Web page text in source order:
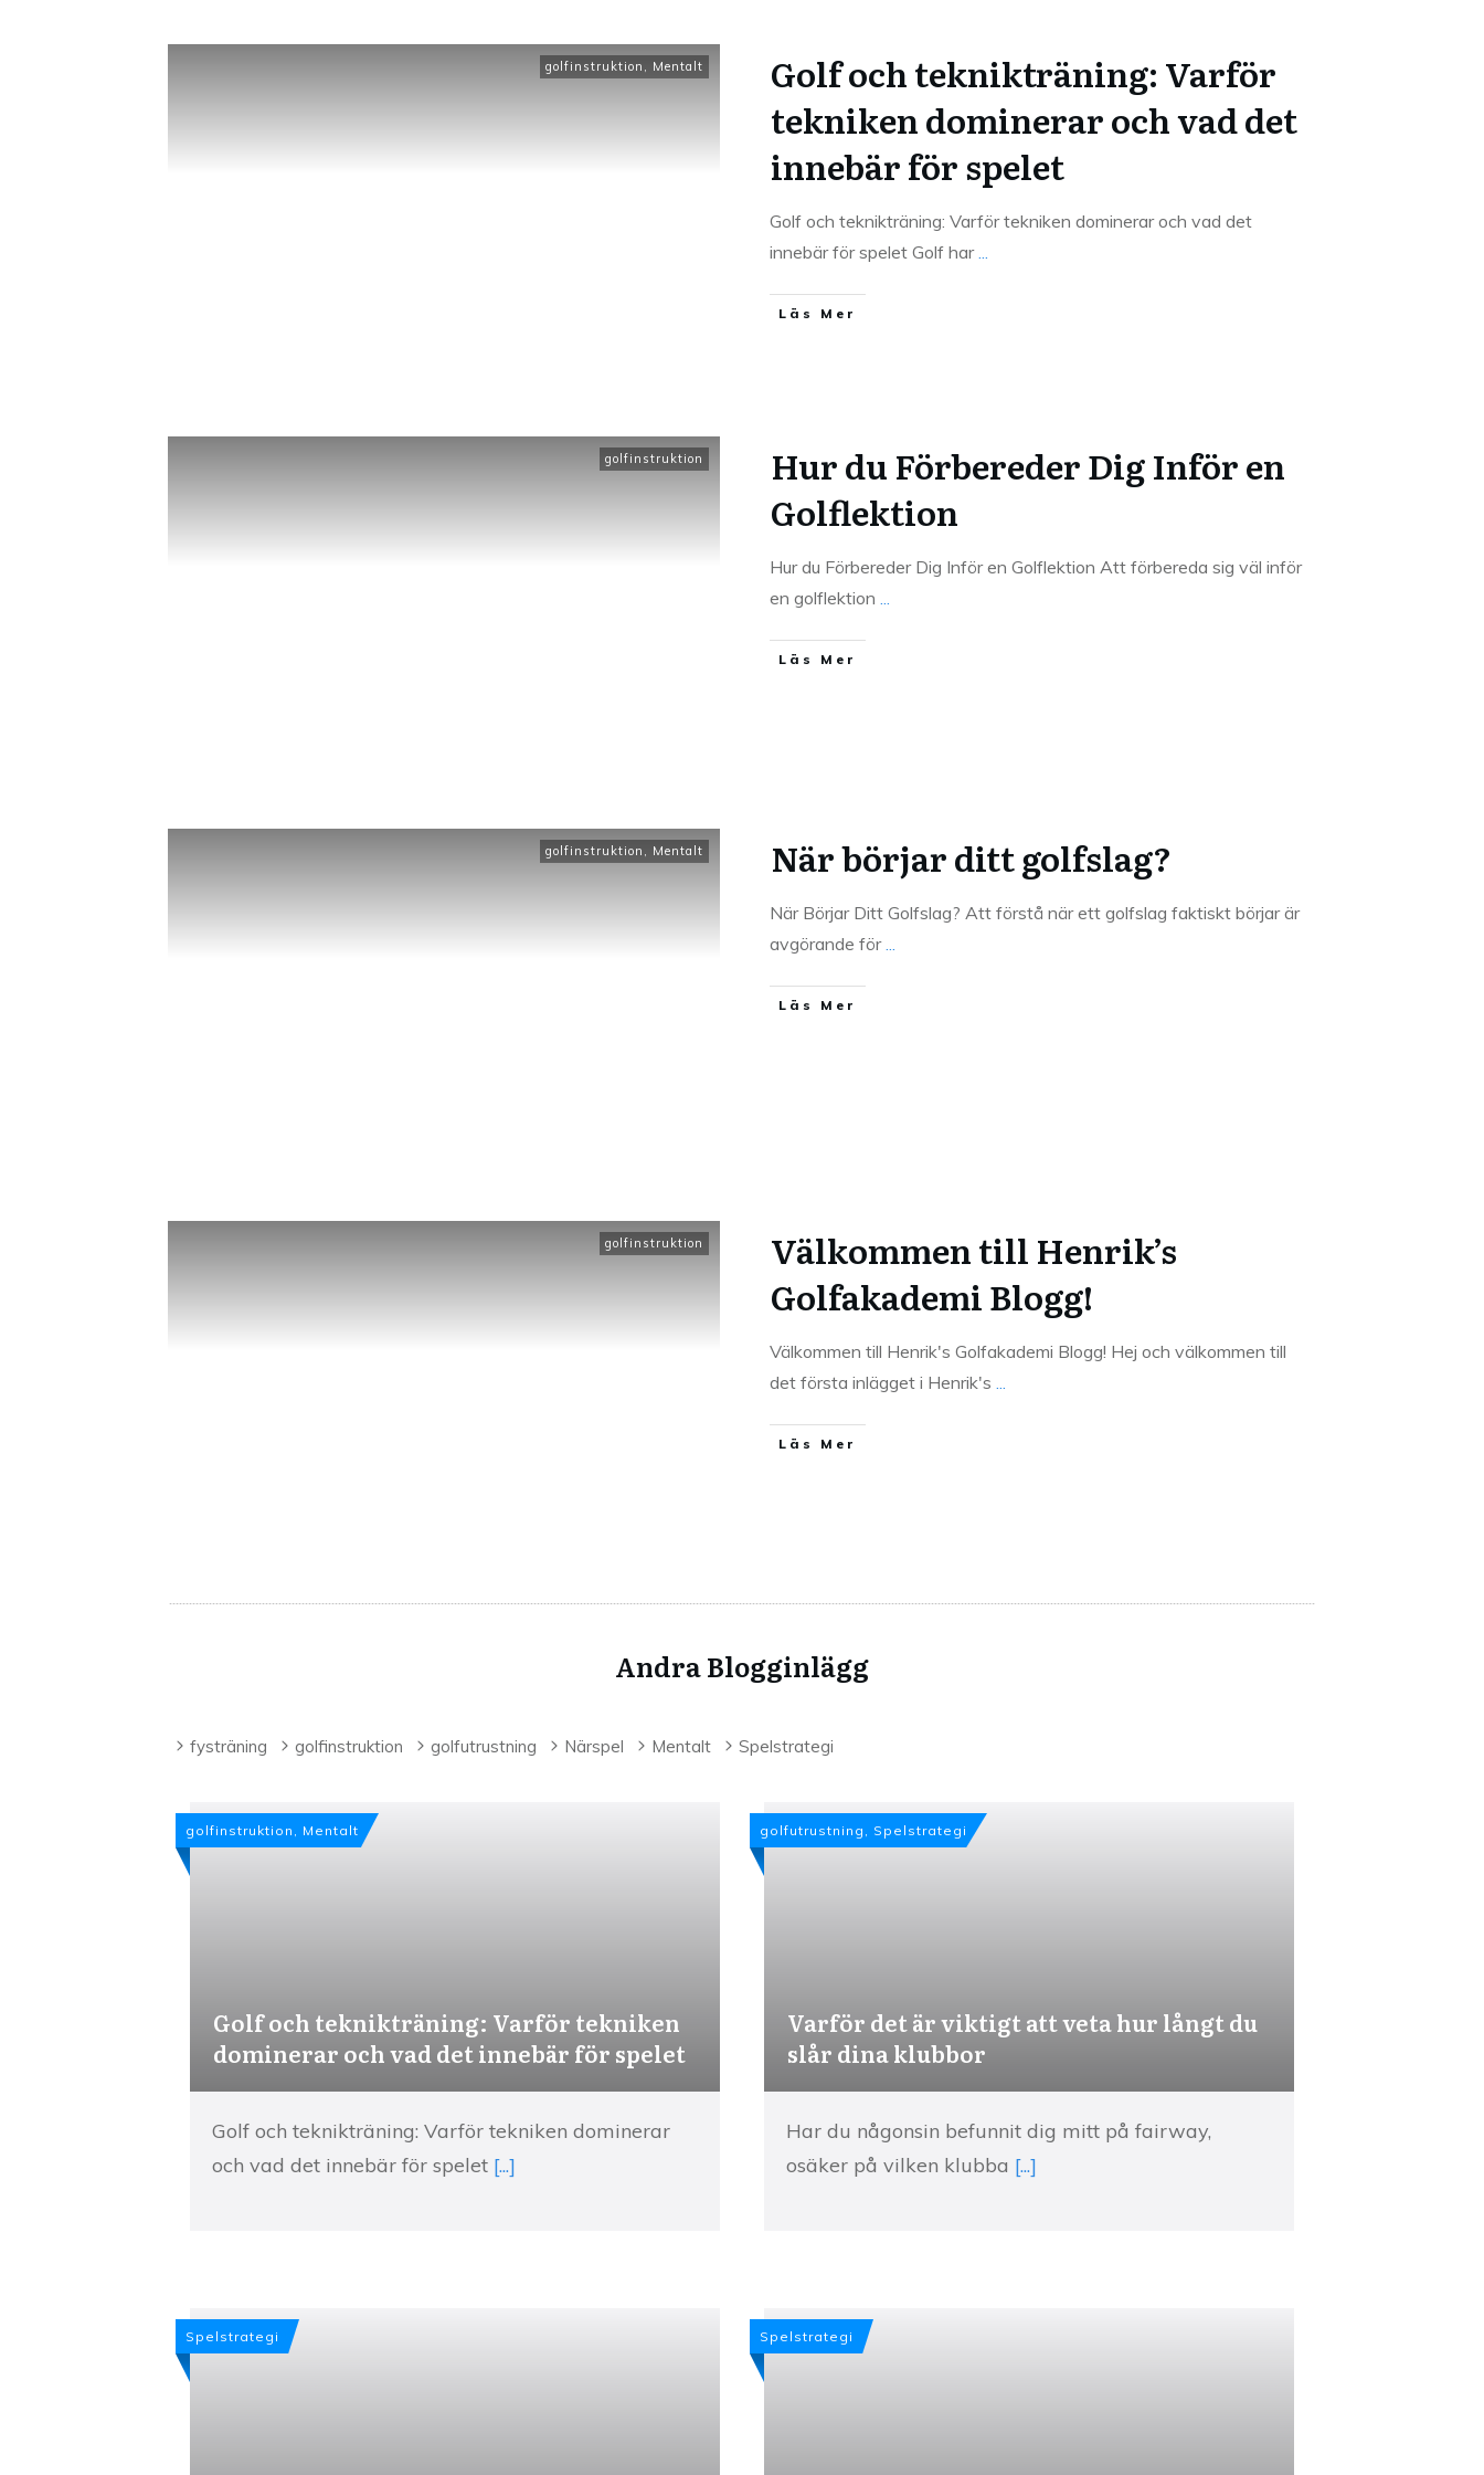
golfinstruktion , Mentalt
Golf och teknikträning: Varför
tekniken dominerar och vad det
innebär för spelet
Golf och teknikträning: Varför tekniken dominerar och vad det
innebär för spelet Golf har...
Läs Mer
golfinstruktion
Hur du Förbereder Dig Inför en
Golflektion
Hur du Förbereder Dig Inför en Golflektion Att förbereda sig väl inför
en golflektion ...
Läs Mer
golfinstruktion , Mentalt När börjar ditt golfslag?
När Börjar Ditt Golfslag? Att förstå när ett golfslag faktiskt börjar är
avgörande för...
Läs Mer
golfinstruktion
Välkommen till Henrik’s
Golfakademi Blogg!
Välkommen till Henrik's Golfakademi Blogg! Hej och välkommen till
det första inlägget i Henrik's ...
Läs Mer
Andra Blogginlägg
fysträning golfinstruktion golfutrustning Närspel Mentalt Spelstrategi
golfinstruktion, Mentalt
Golf och teknikträning: Varför tekniken
dominerar och vad det innebär för spelet
Golf och teknikträning: Varför tekniken dominerar
och vad det innebär för spelet [...]
golfutrustning, Spelstrategi
Varför det är viktigt att veta hur långt du
slår dina klubbor
Har du någonsin befunnit dig mitt på fairway,
osäker på vilken klubba [...]
Spelstrategi Spelstrategi